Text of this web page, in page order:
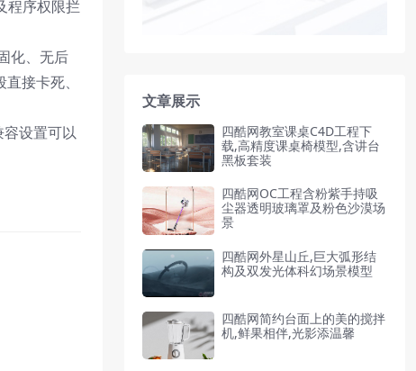
程序权限拦
化、无后
接卡死、
设置可以
文章展示
四酷网教室课桌C4D工程下
载,高精度课桌椅模型,含讲台
黑板套装
四酷网OC工程含粉紫手持吸
尘器透明玻璃罩及粉色沙漠场
景
四酷网外星山丘,巨大弧形结
构及双发光体科幻场景模型
四酷网简约台面上的美的搅拌
机,鲜果相伴,光影添温馨